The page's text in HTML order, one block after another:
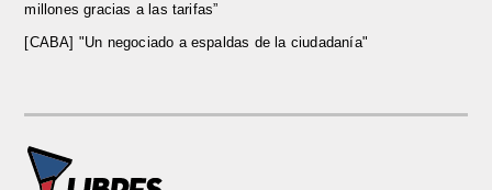
millones gracias a las tarifas”
[CABA] "Un negociado a espaldas de la ciudadanía"